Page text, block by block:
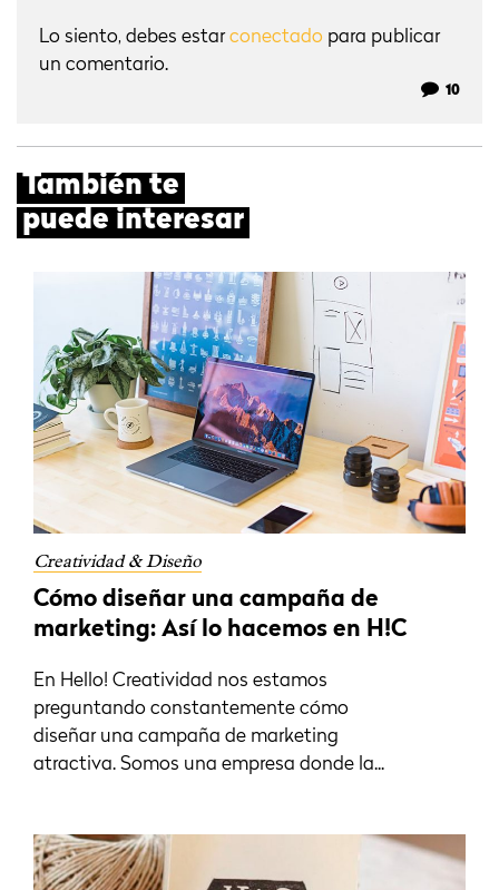
Lo siento, debes estarconectado para publicar
un comentario.
10
También te
puede interesar
Creatividad & Diseño
Cómo diseñar una campaña de
marketing: Así lo hacemos en H!C
En Hello! Creatividad nos estamos
preguntando constantemente cómo
diseñar una campaña de marketing
atractiva. Somos una empresa donde la...